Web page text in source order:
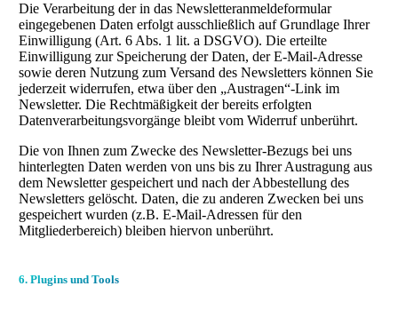
Die Verarbeitung der in das Newsletteranmeldeformular
eingegebenen Daten erfolgt ausschließlich auf Grundlage Ihrer
Einwilligung (Art. 6 Abs. 1 lit. a DSGVO). Die erteilte
Einwilligung zur Speicherung der Daten, der E-Mail-Adresse
sowie deren Nutzung zum Versand des Newsletters können Sie
jederzeit widerrufen, etwa über den „Austragen“-Link im
Newsletter. Die Rechtmäßigkeit der bereits erfolgten
Datenverarbeitungsvorgänge bleibt vom Widerruf unberührt.
Die von Ihnen zum Zwecke des Newsletter-Bezugs bei uns
hinterlegten Daten werden von uns bis zu Ihrer Austragung aus
dem Newsletter gespeichert und nach der Abbestellung des
Newsletters gelöscht. Daten, die zu anderen Zwecken bei uns
gespeichert wurden (z.B. E-Mail-Adressen für den
Mitgliederbereich) bleiben hiervon unberührt.
6. Plugins und Tools